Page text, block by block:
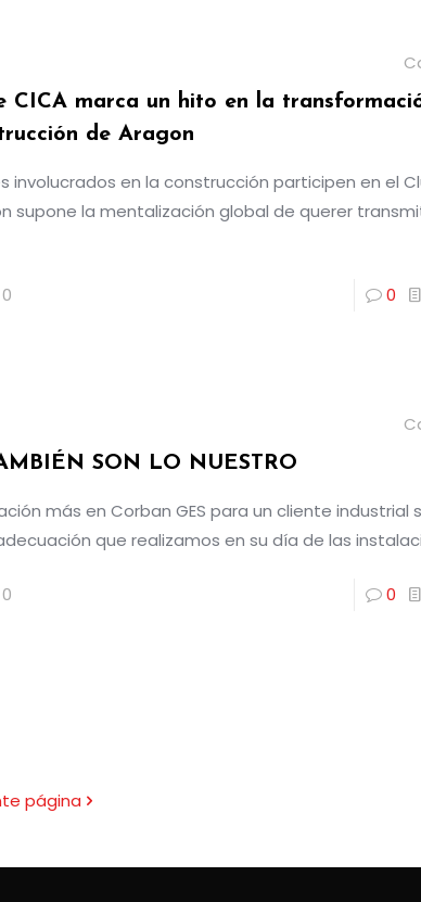
CICA marca un hito en la
de Aragon
involucrados en la construcción participen en el
supone la mentalización global de querer
0 0
SON LO NUESTRO
más en Corban GES para un cliente industrial
que realizamos en su día de las
0 0
página